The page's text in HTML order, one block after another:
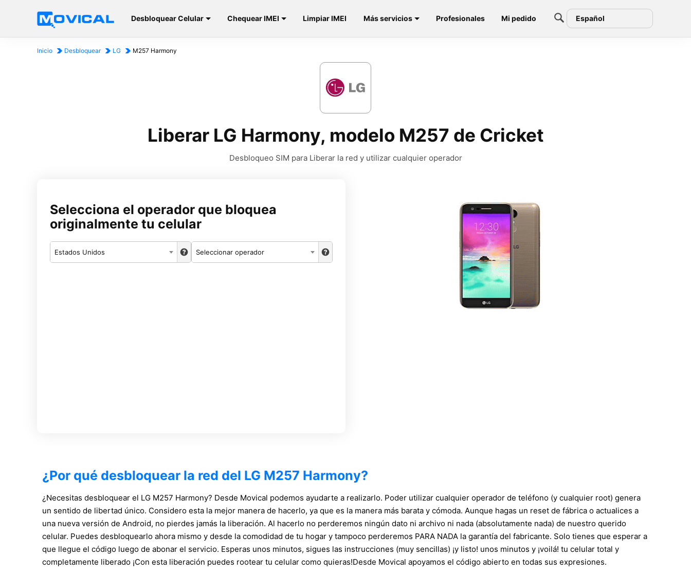
Desbloquear Celular Chequear IMEI Limpiar IMEI Más servicios Profesionales Mi pedido Español
Inicio Desbloquear LG M257 Harmony
Liberar LG Harmony, modelo M257 de Cricket
Desbloqueo SIM para Liberar la red y utilizar cualquier operador
Selecciona el operador que bloquea
originalmente tu celular
Estados Unidos Seleccionar operador
¿Por qué desbloquear la red del LG M257 Harmony?
¿Necesitas desbloquear el LG M257 Harmony? Desde Movical podemos ayudarte a realizarlo. Poder utilizar cualquier operador de teléfono (y cualquier root) genera
un sentido de libertad único. Considero esta la mejor manera de hacerlo, ya que es la manera más barata y cómoda. Aunque hagas un reset de fábrica o actualices a
una nueva versión de Android, no pierdes jamás la liberación. Al hacerlo no perderemos ningún dato ni archivo ni nada (absolutamente nada) de nuestro querido
celular. Puedes desbloquearlo ahora mismo y desde la comodidad de tu hogar y tampoco perderemos PARA NADA la garantía del fabricante. Solo tienes que esperar a
que llegue el código luego de abonar el servicio. Esperas unos minutos, sigues las instrucciones (muy sencillas) ¡y listo! unos minutos y ¡voilá! tu celular total y
completamente liberado ¡Con esta liberación puedes rootear tu celular como quieras!Desde Movical apoyamos el código abierto en todas sus expresiones.